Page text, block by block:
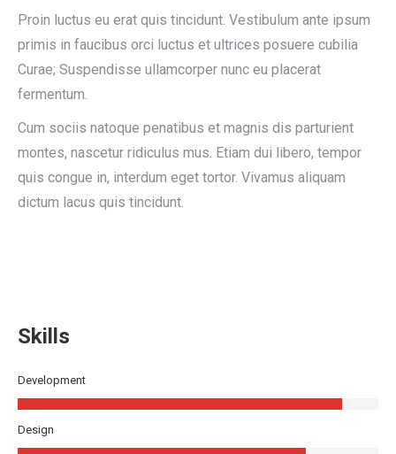
Proin luctus eu erat quis tincidunt. Vestibulum ante ipsum
primis in faucibus orci luctus et ultrices posuere cubilia
Curae; Suspendisse ullamcorper nunc eu placerat
fermentum.
Cum sociis natoque penatibus et magnis dis parturient
montes, nascetur ridiculus mus. Etiam dui libero, tempor
quis congue in, interdum eget tortor. Vivamus aliquam
dictum lacus quis tincidunt.
Skills
Development
Design